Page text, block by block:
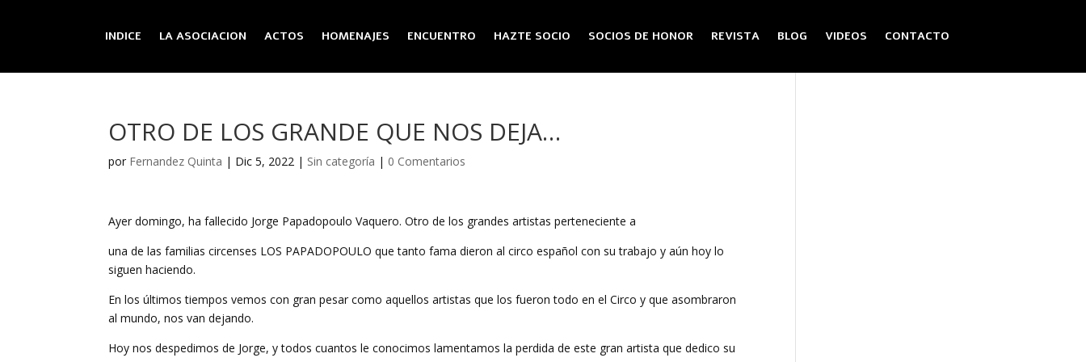
INDICE LA ASOCIACION ACTOS HOMENAJES ENCUENTRO HAZTE SOCIO SOCIOS DE HONOR REVISTA BLOG VIDEOS CONTACTO
OTRO DE LOS GRANDE QUE NOS DEJA…
por Fernandez Quinta | Dic 5, 2022 | Sin categoría | 0 Comentarios
Ayer domingo, ha fallecido Jorge Papadopoulo Vaquero. Otro de los grandes artistas perteneciente a
una de las familias circenses LOS PAPADOPOULO que tanto fama dieron al circo español con su trabajo y aún hoy lo
siguen haciendo.
En los últimos tiempos vemos con gran pesar como aquellos artistas que los fueron todo en el Circo y que asombraron
al mundo, nos van dejando.
Hoy nos despedimos de Jorge, y todos cuantos le conocimos lamentamos la perdida de este gran artista que dedico su